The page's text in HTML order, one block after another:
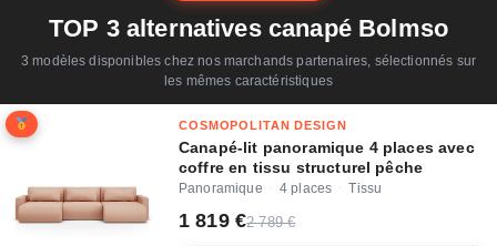
TOP 3 alternatives canapé Bolmso
3 modèles disponibles chez nos marchands partenaires, sélectionnés sur
les mêmes caractéristiques
COSMOPOLITAN DESIGN
Canapé-lit panoramique 4 places avec
coffre en tissu structurel pêche
Panoramique · 4 places · Tissu
1 819 €2 789 €